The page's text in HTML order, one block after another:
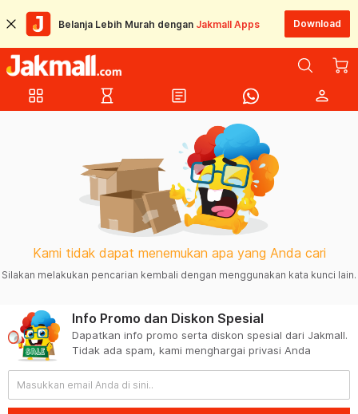
Belanja Lebih Murah dengan Jakmall Apps Download
grid_view hourglass_empty article person
Kami tidak dapat menemukan apa yang Anda cari
Silakan melakukan pencarian kembali dengan menggunakan kata kunci lain.
Info Promo dan Diskon Spesial
Dapatkan info promo serta diskon spesial dari Jakmall.
Tidak ada spam, kami menghargai privasi Anda